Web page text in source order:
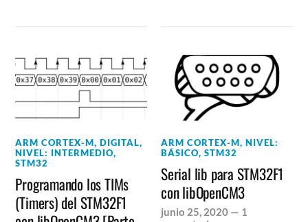
ARM CORTEX-M,DIGITAL,
NIVEL: INTERMEDIO,
STM32
Programando los TIMs
(Timers) del STM32F1
ARM CORTEX-M,NIVEL:
BÁSICO,STM32
Serial lib para STM32F1
con libOpenCM3
junio 25, 2020 — 1